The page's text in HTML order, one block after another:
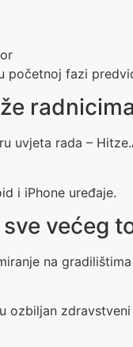
početnoj fazi
radnicima
uvjeta rada –
i iPhone uređaje.
većeg
na
ozbiljan